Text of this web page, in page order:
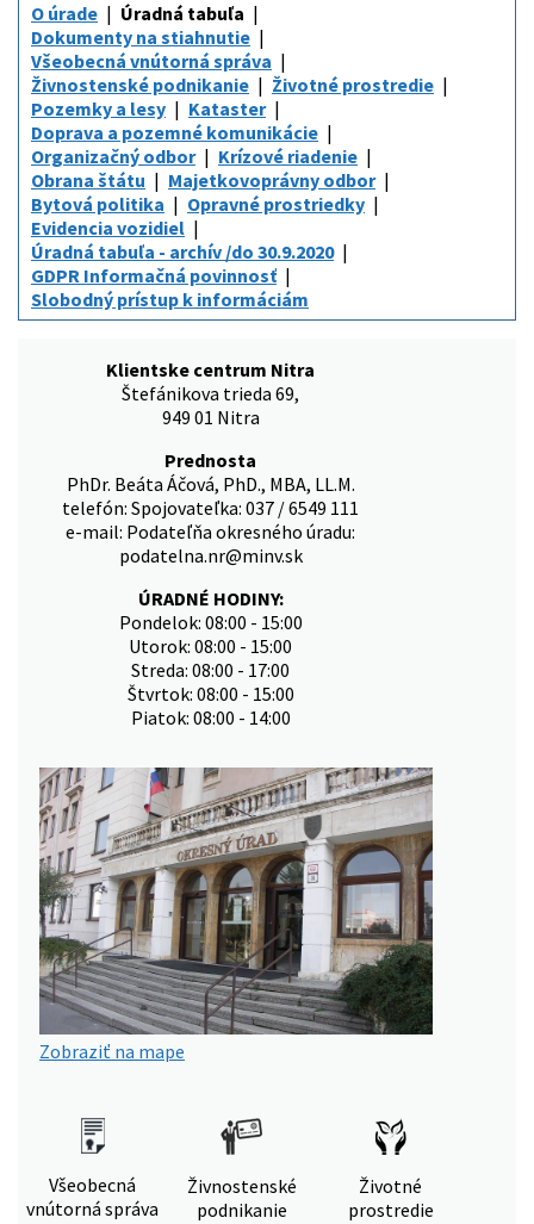
O úrade
Úradná tabuľa
Dokumenty na stiahnutie
Všeobecná vnútorná správa
Živnostenské podnikanie
Životné prostredie
Pozemky a lesy
Kataster
Doprava a pozemné komunikácie
Organizačný odbor
Krízové riadenie
Obrana štátu
Majetkovoprávny odbor
Bytová politika
Opravné prostriedky
Evidencia vozidiel
Úradná tabuľa - archív /do 30.9.2020
GDPR Informačná povinnosť
Slobodný prístup k informáciám
Klientske centrum Nitra
Štefánikova trieda 69,
949 01 Nitra
Prednosta
PhDr. Beáta Áčová, PhD., MBA, LL.M.
telefón: Spojovateľka: 037 / 6549 111
e-mail: Podateľňa okresného úradu:
podatelna.nr@minv.sk
ÚRADNÉ HODINY:
Pondelok: 08:00 - 15:00
Utorok: 08:00 - 15:00
Streda: 08:00 - 17:00
Štvrtok: 08:00 - 15:00
Piatok: 08:00 - 14:00
Zobraziť na mape
Všeobecná
vnútorná správa
Živnostenské
podnikanie
Životné
prostredie